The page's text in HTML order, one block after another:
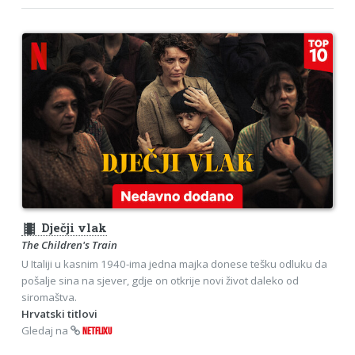
theaters Dječji vlak
The Children's Train
U Italiji u kasnim 1940-ima jedna majka donese tešku odluku da
pošalje sina na sjever, gdje on otkrije novi život daleko od
siromaštva.
Hrvatski titlovi
Gledaj na
NETFLIXU